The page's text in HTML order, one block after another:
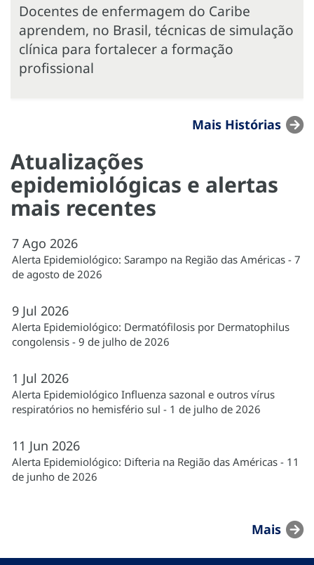
Docentes de enfermagem do Caribe
aprendem, no Brasil, técnicas de simulação
clínica para fortalecer a formação
profissional
Mais Histórias
Atualizações
epidemiológicas e alertas
mais recentes
7 Ago 2026
Alerta Epidemiológico: Sarampo na Região das Américas - 7
de agosto de 2026
9 Jul 2026
Alerta Epidemiológico: Dermatófilosis por Dermatophilus
congolensis - 9 de julho de 2026
1 Jul 2026
Alerta Epidemiológico Influenza sazonal e outros vírus
respiratórios no hemisfério sul - 1 de julho de 2026
11 Jun 2026
Alerta Epidemiológico: Difteria na Região das Américas - 11
de junho de 2026
Mais